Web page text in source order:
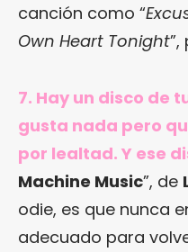
canción como “
Own Heart Tonight
7. Hay un disco de
gusta nada pero
por lealtad. Y ese
Machine Music”, de
odie, es que nunca
adecuado para